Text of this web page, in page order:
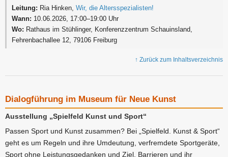
Leitung: Ria Hinken,Wir, die Altersspezialisten!
Wann: 10.06.2026, 17:00–19:00 Uhr
Wo: Rathaus im Stühlinger, Konferenzzentrum Schauinsland,
Fehrenbachallee 12, 79106 Freiburg
↑ Zurück zum Inhaltsverzeichnis
Dialogführung im Museum für Neue Kunst
Ausstellung „Spielfeld Kunst und Sport“
Passen Sport und Kunst zusammen? Bei „Spielfeld. Kunst & Sport“
geht es um Regeln und ihre Umdeutung, verfremdete Sportgeräte,
Sport ohne Leistungsgedanken und Ziel, Barrieren und ihr